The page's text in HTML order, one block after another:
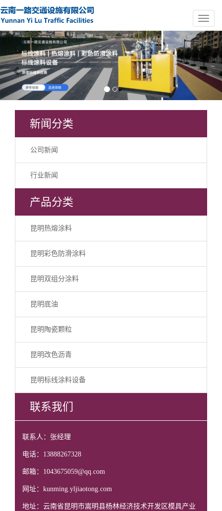
Previous
新闻分类
公司新闻
行业新闻
产品分类
昆明热熔涂料
昆明彩色防滑涂料
昆明双组分涂料
昆明底油
昆明陶瓷颗粒
昆明改色沥青
昆明标线涂料设备
联系我们
联系人：张经理
电话：13888267328
邮箱：1043675059@qq.com
网址：kunming.yljiaotong.com
地址：云南省昆明市嵩明县杨林经济技术开发区模具产业